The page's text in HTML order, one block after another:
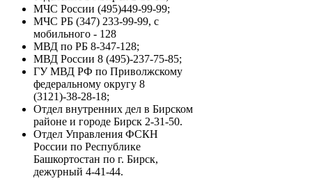
МЧС России (495)449-99-99;
МЧС РБ (347) 233-99-99, с
мобильного - 128
МВД по РБ 8-347-128;
МВД России 8 (495)-237-75-85;
ГУ МВД РФ по Приволжскому
федеральному округу 8
(3121)-38-28-18;
Отдел внутренних дел в Бирском
районе и городе Бирск 2-31-50.
Отдел Управления ФСКН
России по Республике
Башкортостан по г. Бирск,
дежурный 4-41-44.